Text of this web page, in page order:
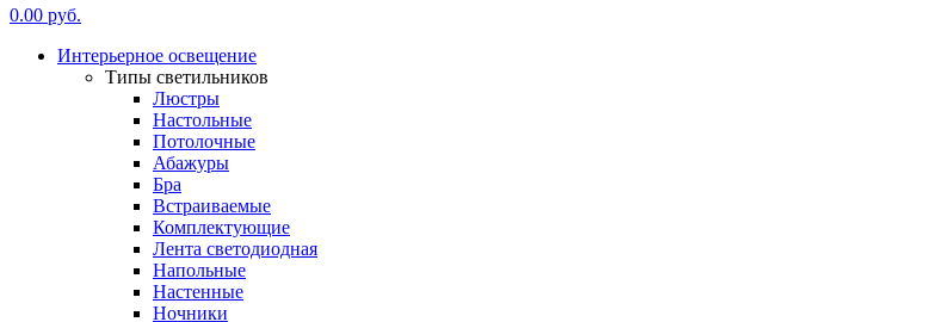
0.00 руб.
Интерьерное освещение
Типы светильников
Люстры
Настольные
Потолочные
Абажуры
Бра
Встраиваемые
Комплектующие
Лента светодиодная
Напольные
Настенные
Ночники